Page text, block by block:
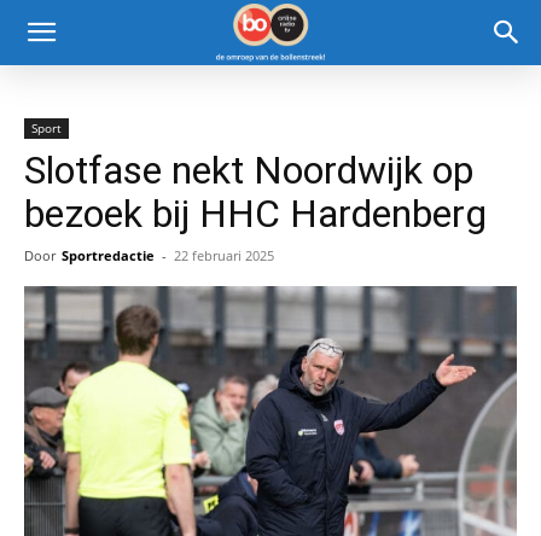
Sport
Slotfase nekt Noordwijk op
bezoek bij HHC Hardenberg
Door Sportredactie - 22 februari 2025